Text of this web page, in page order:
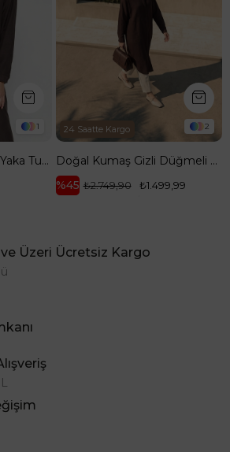
1
Sırtı İşlemeli Gömlek Yaka Tunik 100 cm Boy Kahverengi 26YT418
2
24 Saatte Kargo
Doğal Kumaş Gizli Düğmeli Hakim Yaka Rahat Kesim 120 cm Boy Tunik Kahverengi 26YT416
%45
₺1.499,99
₺2.749,90
Üzeri Ücretsiz Kargo